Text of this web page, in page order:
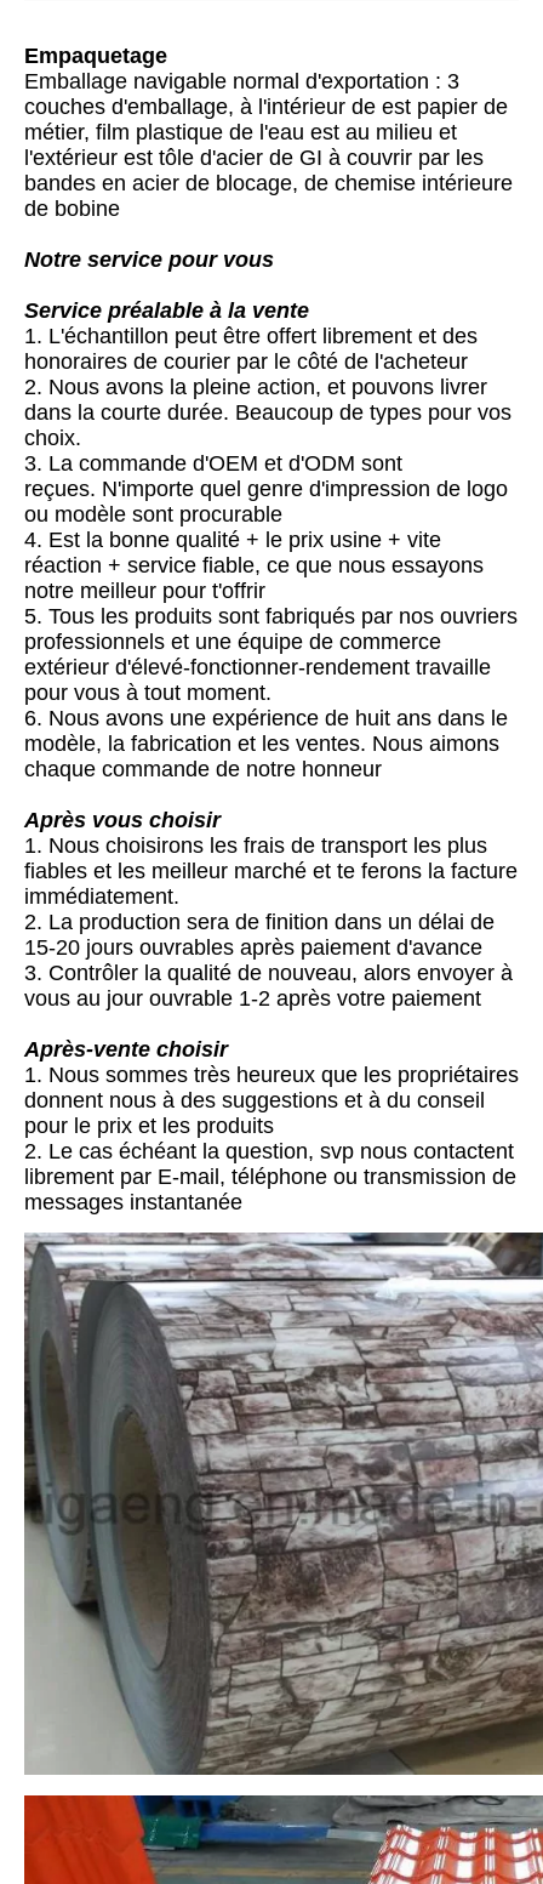
Empaquetage
Emballage navigable normal d'exportation : 3
couches d'emballage, à l'intérieur de est papier de
métier, film plastique de l'eau est au milieu et
l'extérieur est tôle d'acier de GI à couvrir par les
bandes en acier de blocage, de chemise intérieure
de bobine
Notre service pour vous
Service préalable à la vente
1. L'échantillon peut être offert librement et des
honoraires de courier par le côté de l'acheteur
2. Nous avons la pleine action, et pouvons livrer
dans la courte durée. Beaucoup de types pour vos
choix.
3. La commande d'OEM et d'ODM sont
reçues. N'importe quel genre d'impression de logo
ou modèle sont procurable
4. Est la bonne qualité + le prix usine + vite
réaction + service fiable, ce que nous essayons
notre meilleur pour t'offrir
5. Tous les produits sont fabriqués par nos ouvriers
professionnels et une équipe de commerce
extérieur d'élevé-fonctionner-rendement travaille
pour vous à tout moment.
6. Nous avons une expérience de huit ans dans le
modèle, la fabrication et les ventes. Nous aimons
chaque commande de notre honneur
Après vous choisir
1. Nous choisirons les frais de transport les plus
fiables et les meilleur marché et te ferons la facture
immédiatement.
2. La production sera de finition dans un délai de
15-20 jours ouvrables après paiement d'avance
3. Contrôler la qualité de nouveau, alors envoyer à
vous au jour ouvrable 1-2 après votre paiement
Après-vente choisir
1. Nous sommes très heureux que les propriétaires
donnent nous à des suggestions et à du conseil
pour le prix et les produits
2. Le cas échéant la question, svp nous contactent
librement par E-mail, téléphone ou transmission de
messages instantanée